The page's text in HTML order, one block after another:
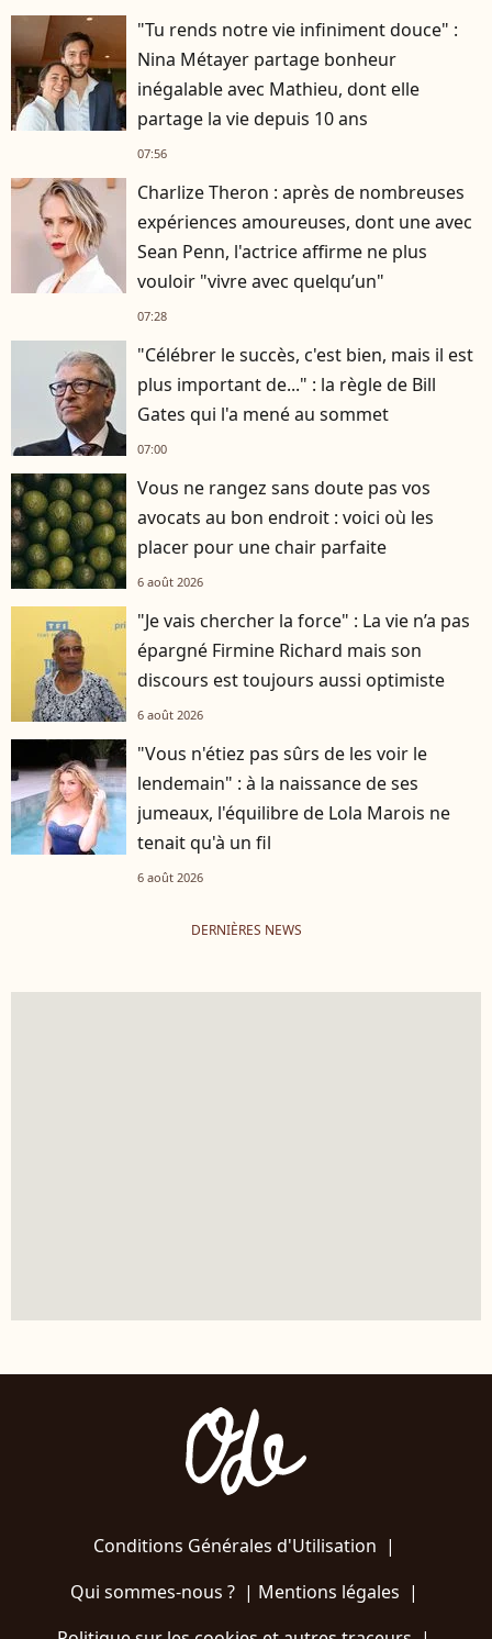
"Tu rends notre vie infiniment douce" :
Nina Métayer partage bonheur
inégalable avec Mathieu, dont elle
partage la vie depuis 10 ans
07:56
Charlize Theron : après de nombreuses
expériences amoureuses, dont une avec
Sean Penn, l'actrice affirme ne plus
vouloir "vivre avec quelqu’un"
07:28
"Célébrer le succès, c'est bien, mais il est
plus important de..." : la règle de Bill
Gates qui l'a mené au sommet
07:00
Vous ne rangez sans doute pas vos
avocats au bon endroit : voici où les
placer pour une chair parfaite
6 août 2026
"Je vais chercher la force" : La vie n’a pas
épargné Firmine Richard mais son
discours est toujours aussi optimiste
6 août 2026
"Vous n'étiez pas sûrs de les voir le
lendemain" : à la naissance de ses
jumeaux, l'équilibre de Lola Marois ne
tenait qu'à un fil
6 août 2026
DERNIÈRES NEWS
Conditions Générales d'Utilisation |
Qui sommes-nous ?| Mentions légales |